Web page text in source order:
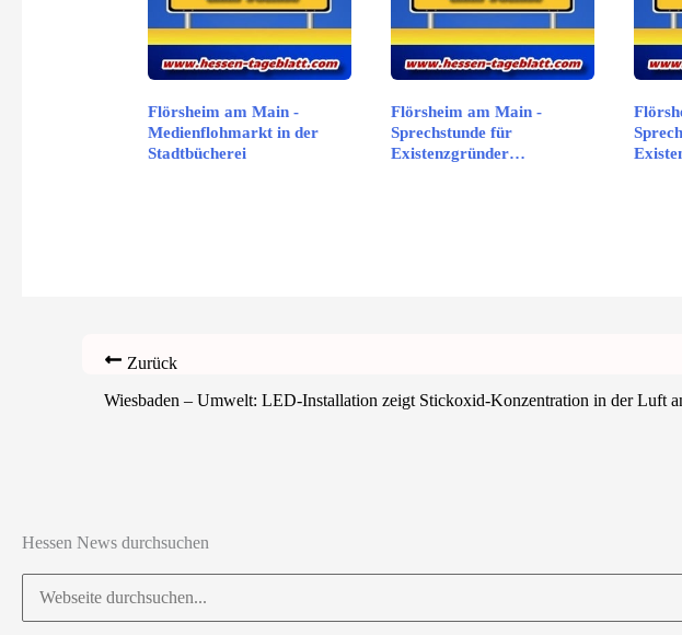
Flörsheim am Main -
Medienflohmarkt in der
Stadtbücherei
Flörsheim am Main -
Sprechstunde für
Existenzgründer…
Zurück
Wiesbaden – Umwelt: LED-Installation zeigt Stickoxid-Konzentration in der Luft
Hessen News durchsuchen
Suchen
nach: